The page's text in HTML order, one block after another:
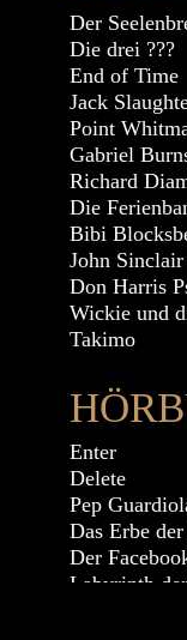
Der
Die drei ???
End of Time
Jack
Point
Gabriel
Richard
Die
Bibi
John Sinclair
Don Harris
Wickie und
Takimo
Enter
Delete
Pep
Das Erbe
Der
Labyrinth
Der falsche